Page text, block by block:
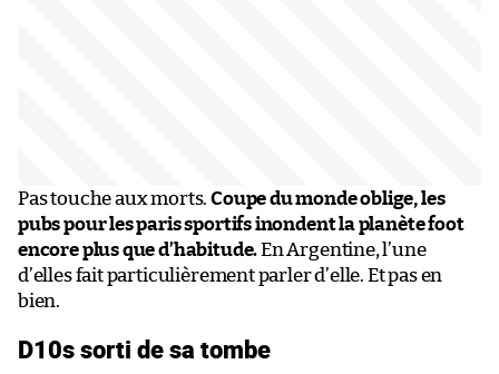
Pas touche aux morts.Coupe du monde oblige, les
pubs pour les paris sportifs inondent la planète foot
encore plus que d’habitude.En Argentine, l’une
d’elles fait particulièrement parler d’elle. Et pas en
bien.
D10s sorti de sa tombe